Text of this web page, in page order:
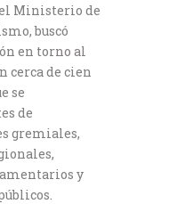
Ministerio de
buscó
en torno al
cerca de cien
se
de
gremiales,
y